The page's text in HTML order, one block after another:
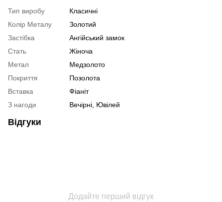
Тип виробу
Класичні
Колір Металу
Золотий
Застібка
Ангійський замок
Стать
Жіноча
Метал
Медзолото
Покриття
Позолота
Вставка
Фіаніт
З нагоди
Вечірні, Ювілей
Відгуки
Додайте перший відгук